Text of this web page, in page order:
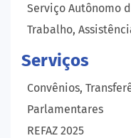
Serviço Autônomo
Trabalho,
Serviços
Convênios,
Parlamentares
REFAZ 2025